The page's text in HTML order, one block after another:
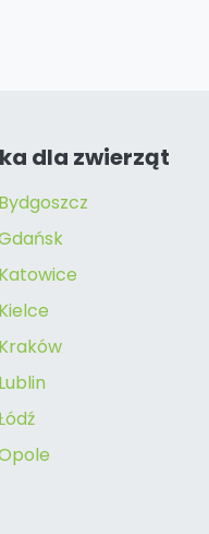
dla zwierząt